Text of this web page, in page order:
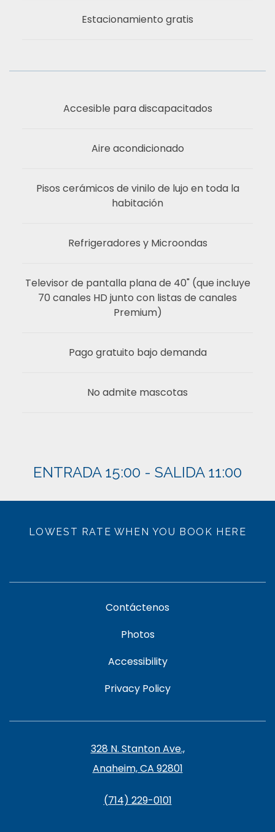
Estacionamiento gratis
Accesible para discapacitados
Aire acondicionado
Pisos cerámicos de vinilo de lujo en toda la
habitación
Refrigeradores y Microondas
Televisor de pantalla plana de 40" (que incluye
70 canales HD junto con listas de canales
Premium)
Pago gratuito bajo demanda
No admite mascotas
ENTRADA 15:00 - SALIDA 11:00
LOWEST RATE WHEN YOU BOOK HERE
Contáctenos
Photos
Accessibility
Privacy Policy
328 N. Stanton Ave.,
Anaheim, CA 92801
(714) 229-0101